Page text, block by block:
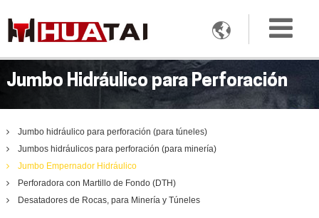

Jumbo Hidráulico para Perforación
Jumbo hidráulico para perforación (para túneles)
Jumbos hidráulicos para perforación (para minería)
Jumbo Empernador Hidráulico
Perforadora con Martillo de Fondo (DTH)
Desatadores de Rocas, para Minería y Túneles